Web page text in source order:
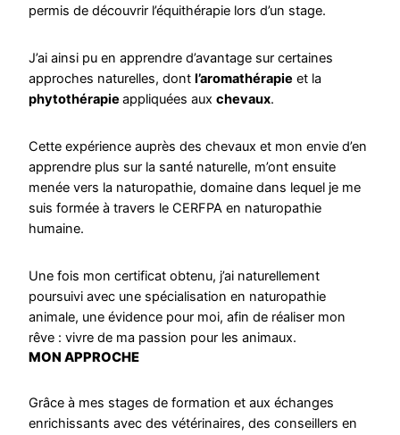
permis de découvrir l’équithérapie lors d’un stage.
J’ai ainsi pu en apprendre d’avantage sur certaines
approches naturelles, dont l’aromathérapie et la
phytothérapie appliquées aux chevaux.
Cette expérience auprès des chevaux et mon envie d’en
apprendre plus sur la santé naturelle, m’ont ensuite
menée vers la naturopathie, domaine dans lequel je me
suis formée à travers le CERFPA en naturopathie
humaine.
Une fois mon certificat obtenu, j’ai naturellement
poursuivi avec une spécialisation en naturopathie
animale, une évidence pour moi, afin de réaliser mon
rêve : vivre de ma passion pour les animaux.
MON APPROCHE
Grâce à mes stages de formation et aux échanges
enrichissants avec des vétérinaires, des conseillers en